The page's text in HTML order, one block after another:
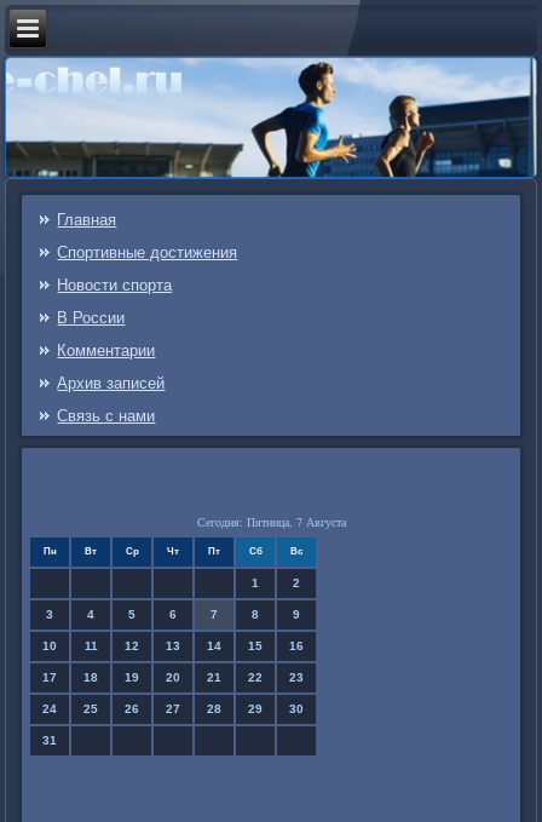
Главная
Спортивные достижения
Новости спорта
В России
Комментарии
Архив записей
Связь c нами
Сегодня: Пятница, 7 Августа
Пн Вт Ср Чт Пт Сб Вс
1 2
3 4 5 6 7 8 9
10 11 12 13 14 15 16
17 18 19 20 21 22 23
24 25 26 27 28 29 30
31